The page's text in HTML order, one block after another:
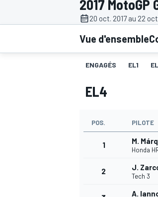
2017 MotoGP
20 oct. 2017 au 22
Vue d'ensemble
ENGAGÉS EL1
EL4
POS. PILOTE
1 M.
Honda
2 J.
Tech 3
A.